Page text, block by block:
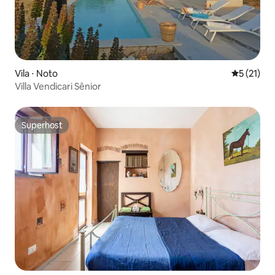
Vila ⋅ Noto 5 de uma
5 (21)
Villa Vendicari Sênior
Superhost
Superhost